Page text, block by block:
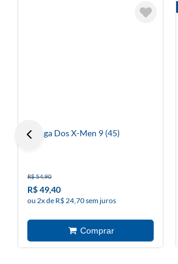
A Saga Dos X-Men 9 (45)
R$ 54,90
R$ 49,40
ou 2x de R$ 24,70 sem juros